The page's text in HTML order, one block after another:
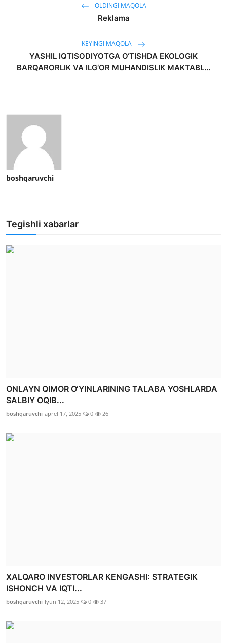
OLDINGI MAQOLA
Reklama
KEYINGI MAQOLA
YASHIL IQTISODIYOTGA O‘TISHDA EKOLOGIK
BARQARORLIK VA ILG‘OR MUHANDISLIK MAKTABL...
boshqaruvchi
Tegishli xabarlar
ONLAYN QIMOR O‘YINLARINING TALABA YOSHLARDA
SALBIY OQIB...
boshqaruvchi aprel 17, 2025 0 26
XALQARO INVESTORLAR KENGASHI: STRATEGIK
ISHONCH VA IQTI...
boshqaruvchi Iyun 12, 2025 0 37